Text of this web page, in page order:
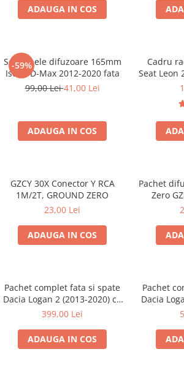
ADAUGA IN COS
-59%
Set 2 inele difuzoare 165mm
Isuzu D-Max 2012-2020 fata
99,00 Lei41,00 Lei
ADAUGA IN COS
Cadru
Seat Leon
GZCY 30X Conector Y RCA
1M/2T, GROUND ZERO
23,00 Lei
ADAUGA IN COS
Pachet
Zero
Pachet complet fata si spate
Dacia Logan 2 (2013-2020) cu
boxe Ground Zero Ferrum
399,00 Lei
ADAUGA IN COS
Pachet
Dacia
boxe